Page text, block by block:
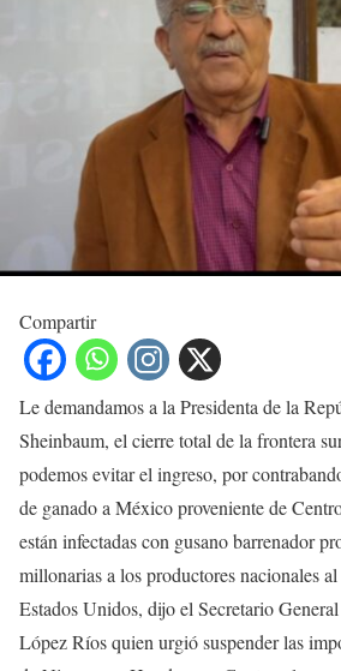
Compartir
Le demandamos a la Presidenta de la
Sheinbaum, el cierre total de la frontera
podemos evitar el ingreso, por
de ganado a México proveniente de
están infectadas con gusano barrenador
millonarias a los productores nacionales
Estados Unidos, dijo el Secretario
López Ríos quien urgió suspender las